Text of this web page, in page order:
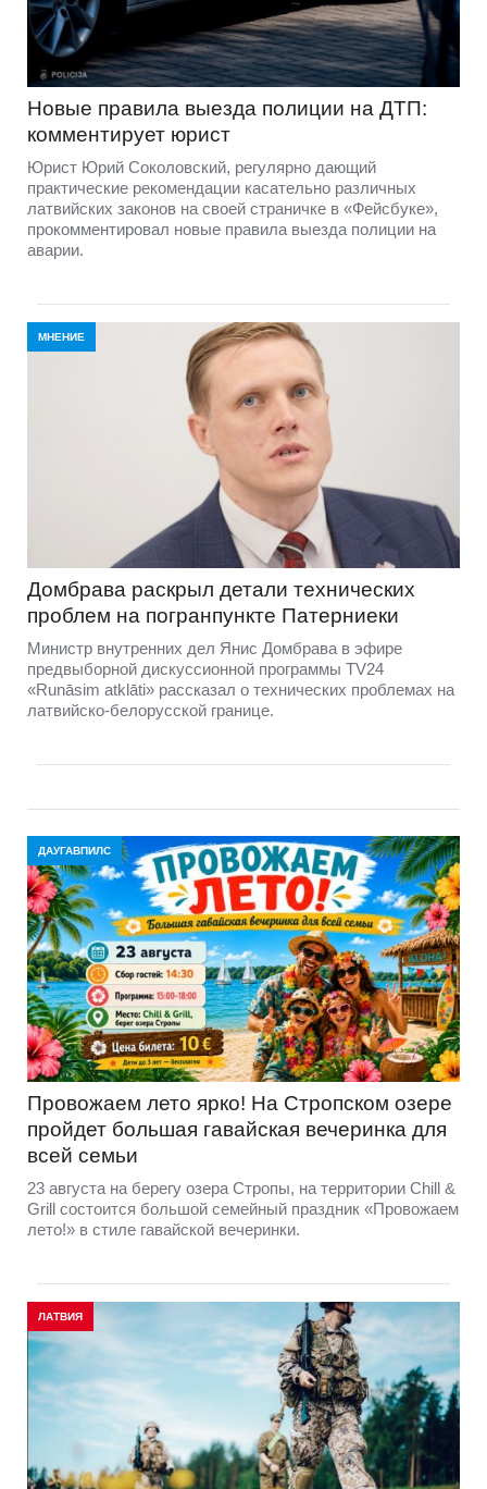
Новые правила выезда полиции на ДТП:
комментирует юрист
Юрист Юрий Соколовский, регулярно дающий
практические рекомендации касательно различных
латвийских законов на своей страничке в «Фейсбуке»,
прокомментировал новые правила выезда полиции на
аварии.
МНЕНИЕ
Домбравa раскрыл детали технических
проблем на погранпункте Патерниеки
Министр внутренних дел Янис Домбрава в эфире
предвыборной дискуссионной программы TV24
«Runāsim atklāti» рассказал о технических проблемах на
латвийско-белорусской границе.
ДАУГАВПИЛС
Провожаем лето ярко! На Стропском озере
пройдет большая гавайская вечеринка для
всей семьи
23 августа на берегу озера Стропы, на территории Chill &
Grill состоится большой семейный праздник «Провожаем
лето!» в стиле гавайской вечеринки.
ЛАТВИЯ